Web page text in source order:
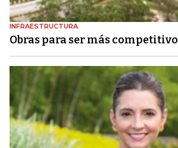
INFRAESTRUCTURA
Obras para ser más competitivo